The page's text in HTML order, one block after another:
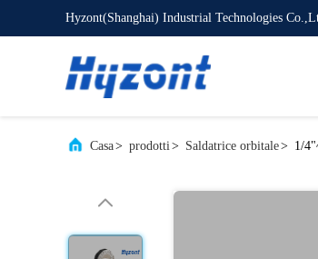
Hyzont(Shanghai) Industrial Technologies
Casa> prodotti> Saldatrice orbitale> 1/